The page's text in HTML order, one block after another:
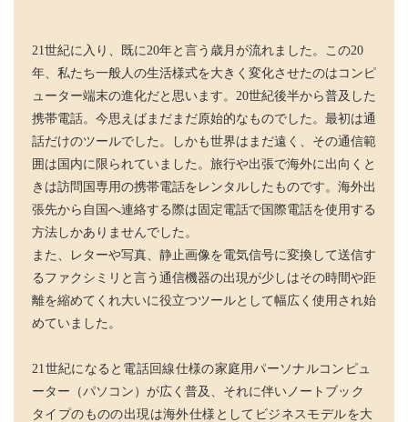
21世紀に入り、既に20年と言う歳月が流れました。この20
年、私たち一般人の生活様式を大きく変化させたのはコンピ
ューター端末の進化だと思います。20世紀後半から普及した
携帯電話。今思えばまだまだ原始的なものでした。最初は通
話だけのツールでした。しかも世界はまだ遠く、その通信範
囲は国内に限られていました。旅行や出張で海外に出向くと
きは訪問国専用の携帯電話をレンタルしたものです。海外出
張先から自国へ連絡する際は固定電話で国際電話を使用する
方法しかありませんでした。
また、レターや写真、静止画像を電気信号に変換して送信す
るファクシミリと言う通信機器の出現が少しはその時間や距
離を縮めてくれ大いに役立つツールとして幅広く使用され始
めていました。
21世紀になると電話回線仕様の家庭用パーソナルコン ピュ
ーター（パソコン）が広く普及、それに伴いノート ブック
タイプのものの出現は海外仕様としてビジネスモデルを大